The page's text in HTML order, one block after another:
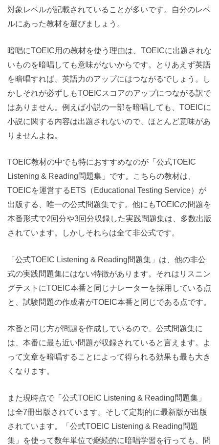
対象レベルが記載されていることが多いです。自分のレベ
ルにあった教材を選びましょう。
暗唱にTOEIC用の教材を使う理由は、TOEICに出題されな
いものを暗唱しても意味がないからです。とりあえず英語
を暗唱すれば、英語力のアップにはつながるでしょう。し
かしそれが必ずしもTOEICスコアのアップにつながる訳で
はありません。例えば小説の一部を暗唱しても、TOEICに
小説に関する内容は出題されないので、ほとんど意味があ
りませんよね。
TOEIC教材の中でも特におすすめなのが「公式TOEIC
Listening & Reading問題集」です。こちらの教材は、
TOEICを運営するETS（Educational Testing Service）が
出版する、唯一の公式問題集です。他にもTOEICの問題を
本番形式で2回分や3回分収録した実践問題集は、多数出版
されています。しかしそれらは全て非公式です。
「公式TOEIC Listening & Reading問題集」は、他の非公
式の実践問題集にはない特徴があります。それはリスニン
グテストにTOEIC本番と同じナレーターを採用している点
と、試験問題の作成者がTOEIC本番と同じである点です。
本番と同じ方が問題を作成しているので、公式問題集に
は、本番に最も近い問題が収録されていると言えます。よ
って文章を暗唱することによって得られる効果も最も大き
くなります。
また現時点で「公式TOEIC Listening & Reading問題集」
は全7冊出版されています。そして定期的に最新版が出版
されています。「公式TOEIC Listening & Reading問題
集」を使って数年単位で継続的に暗唱学習を行っても、問